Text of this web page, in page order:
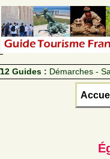
12 Guides : Démarches -